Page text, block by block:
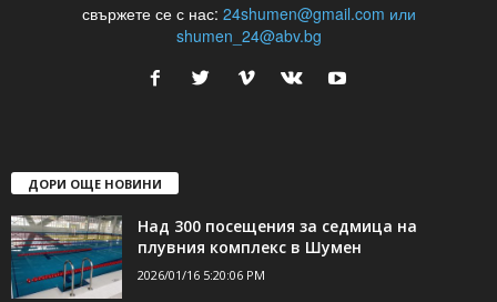
свържете се с нас: 24shumen@gmail.com или
shumen_24@abv.bg
ДОРИ ОЩЕ НОВИНИ
Над 300 посещения за седмица на
плувния комплекс в Шумен
2026/01/16 5:20:06 PM